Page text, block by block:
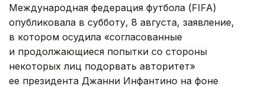
Международная федерация футбола (FIFA)
опубликовала в субботу, 8 августа, заявление,
в котором осудила «согласованные
и продолжающиеся попытки со стороны
некоторых лиц подорвать авторитет»
ее президента Джанни Инфантино на фоне